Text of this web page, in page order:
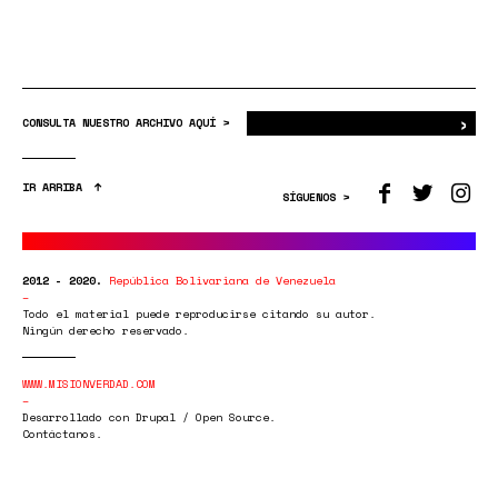
CONSULTA NUESTRO ARCHIVO AQUÍ > ›
IR ARRIBA
SÍGUENOS >
2012 - 2020. República Bolivariana de Venezuela
Todo el material puede reproducirse citando su autor.
Ningún derecho reservado.
WWW.MISIONVERDAD.COM
Desarrollado con Drupal / Open Source.
Contáctanos.